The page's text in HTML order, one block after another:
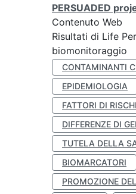
PERSUADED
Contenuto Web
Risultati di Life
biomonitoraggio
CONTAMINANTI
EPIDEMIOLOGIA
FATTORI DI
DIFFERENZE DI
TUTELA DELLA
BIOMARCATORI
PROMOZIONE